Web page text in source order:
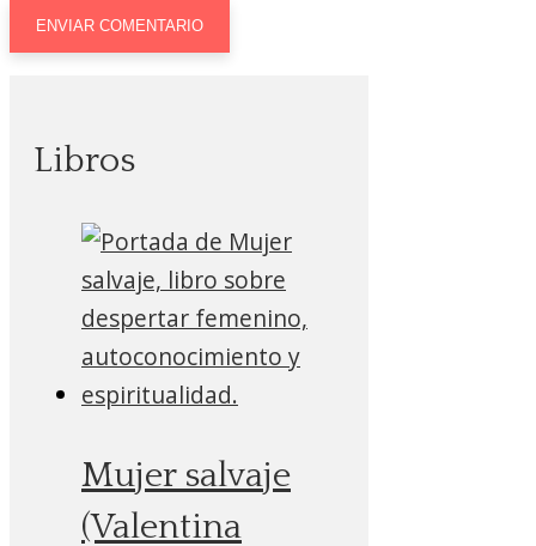
Libros
Mujer salvaje
(Valentina